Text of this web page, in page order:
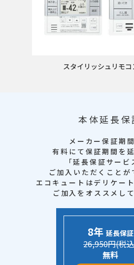
スタイリッシュリモコ
本体延長保
メーカー保証期
有料にて保証期間を
「延長保証サービ
ご加入いただくことが
エコキュートはデリケー
ご加入をオススメし
8年 延長保証
26,950円(税
無料